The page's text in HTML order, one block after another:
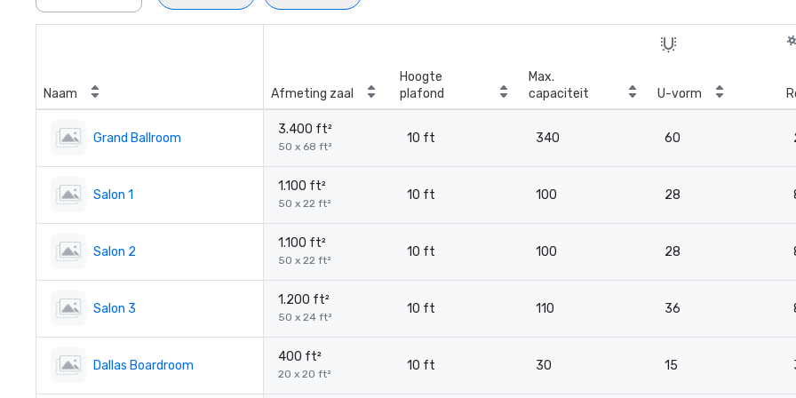
Naam Afmeting zaal
Hoogte
plafond
Max.
capaciteit
U-vorm
Grand Ballroom
3.400 ft²
50 x 68 ft²
10 ft 340 60
Salon 1
1.100 ft²
50 x 22 ft²
10 ft 100 28
Salon 2
1.100 ft²
50 x 22 ft²
10 ft 100 28
Salon 3
1.200 ft²
50 x 24 ft²
10 ft 110 36
Dallas Boardroom
400 ft²
20 x 20 ft²
10 ft 30 15